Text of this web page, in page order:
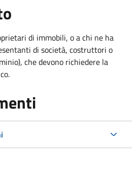
di immobili, o a chi ne ha
di società, costruttori o
che devono richiedere la